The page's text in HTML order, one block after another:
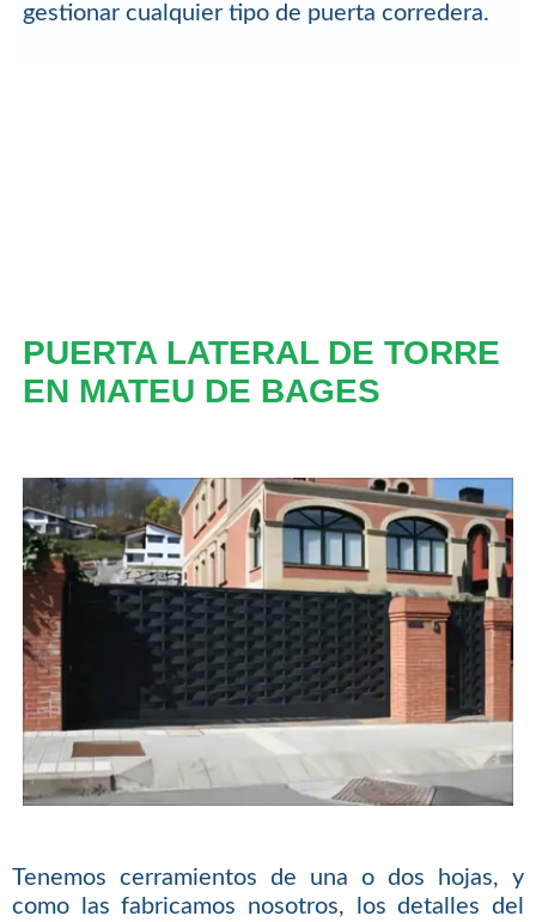
gestionar cualquier tipo de puerta corredera.
PUERTA LATERAL DE TORRE
EN MATEU DE BAGES
Tenemos cerramientos de una o dos hojas, y
como las fabricamos nosotros, los detalles del